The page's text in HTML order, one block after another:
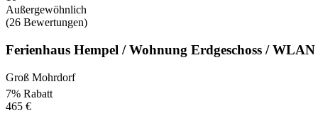
Außergewöhnlich
(26 Bewertungen)
Ferienhaus Hempel / Wohnung Erdgeschoss /
Groß Mohrdorf
7% Rabatt
465 €